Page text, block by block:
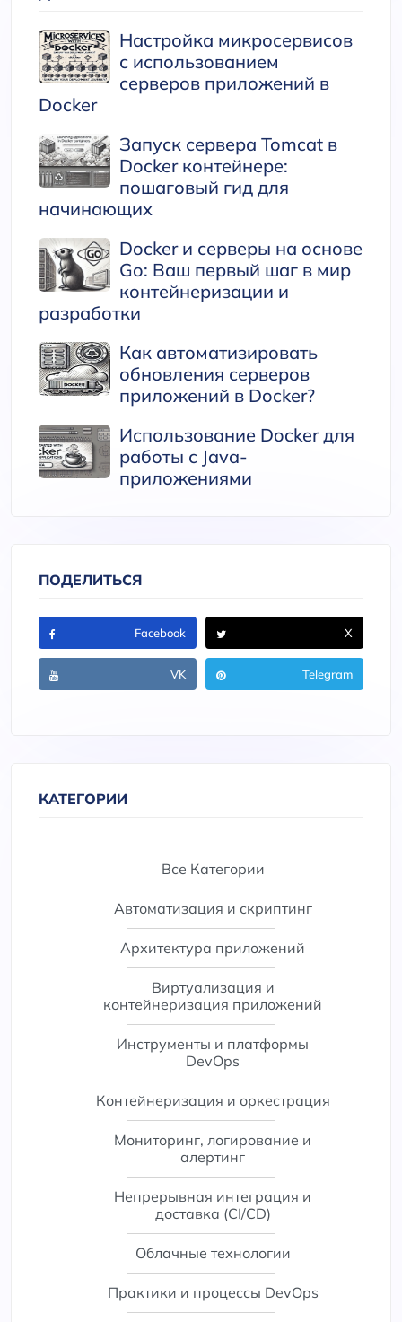
Настройка микросервисов
с использованием
серверов приложений в
Docker
Запуск сервера Tomcat в
Docker контейнере:
пошаговый гид для
начинающих
Docker и серверы на основе
Go: Ваш первый шаг в мир
контейнеризации и
разработки
Как автоматизировать
обновления серверов
приложений в Docker?
Использование Docker для
работы с Java-
приложениями
ПОДЕЛИТЬСЯ
Facebook X
VK Telegram
КАТЕГОРИИ
Все Категории
Автоматизация и скриптинг
Архитектура приложений
Виртуализация и
контейнеризация приложений
Инструменты и платформы
DevOps
Контейнеризация и оркестрация
Мониторинг, логирование и
алертинг
Непрерывная интеграция и
доставка (CI/CD)
Облачные технологии
Практики и процессы DevOps